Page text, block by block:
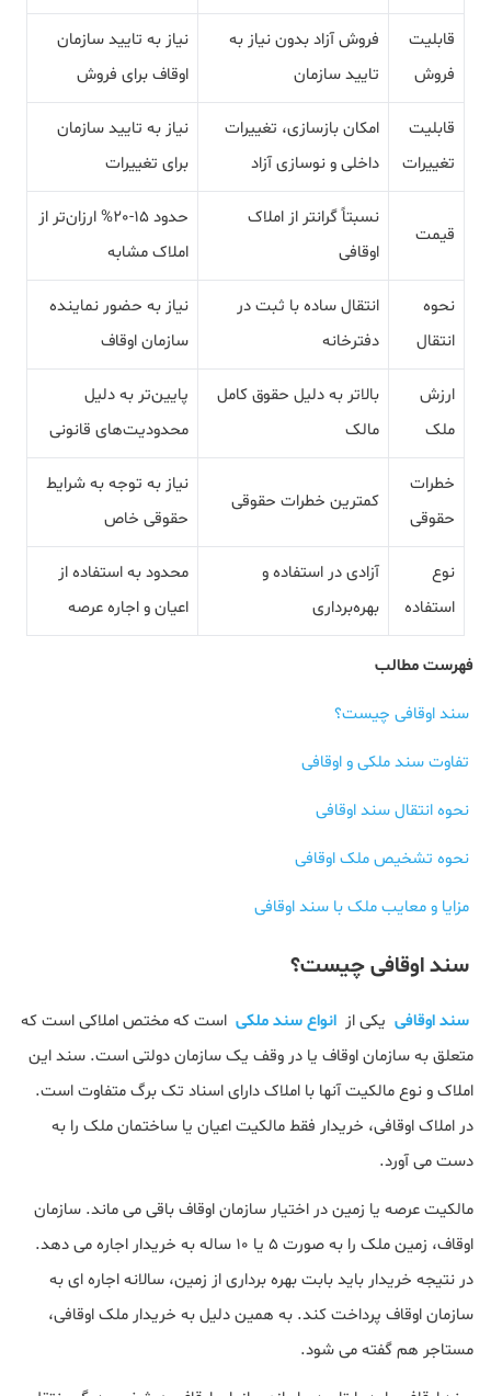
قابلیت
فروش
فروش آزاد بدون نیاز به
تایید سازمان
نیاز به تایید سازمان
اوقاف برای فروش
قابلیت
تغییرات
امکان بازسازی، تغییرات
داخلی و نوسازی آزاد
نیاز به تایید سازمان
برای تغییرات
قیمت
نسبتاً گرانتر از املاک
اوقافی
حدود 15-20% ارزان‌تر از
املاک مشابه
نحوه
انتقال
انتقال ساده با ثبت در
دفترخانه
نیاز به حضور نماینده
سازمان اوقاف
ارزش
ملک
بالاتر به دلیل حقوق کامل
مالک
پایین‌تر به دلیل
محدودیت‌های قانونی
خطرات
حقوقی
کمترین خطرات حقوقی
نیاز به توجه به شرایط
حقوقی خاص
نوع
استفاده
آزادی در استفاده و
بهره‌برداری
محدود به استفاده از
اعیان و اجاره عرصه
فهرست مطالب
سند اوقافی چیست؟
تفاوت سند ملکی و اوقافی
نحوه انتقال سند اوقافی
نحوه تشخیص ملک اوقافی
مزایا و معایب ملک با سند اوقافی
سند اوقافی چیست؟
سند اوقافی یکی از انواع سند ملکی است که مختص املاکی است که
متعلق به سازمان اوقاف یا در وقف یک سازمان دولتی است. سند این
املاک و نوع مالکیت آنها با املاک دارای اسناد تک برگ متفاوت است.
در املاک اوقافی، خریدار فقط مالکیت اعیان یا ساختمان ملک را به
دست می آورد.
مالکیت عرصه یا زمین در اختیار سازمان اوقاف باقی می ماند. سازمان
اوقاف، زمین ملک را به صورت 5 یا 10 ساله به خریدار اجاره می دهد.
در نتیجه خریدار باید بابت بهره برداری از زمین، سالانه اجاره ای به
سازمان اوقاف پرداخت کند. به همین دلیل به خریدار ملک اوقافی،
مستاجر هم گفته می شود.